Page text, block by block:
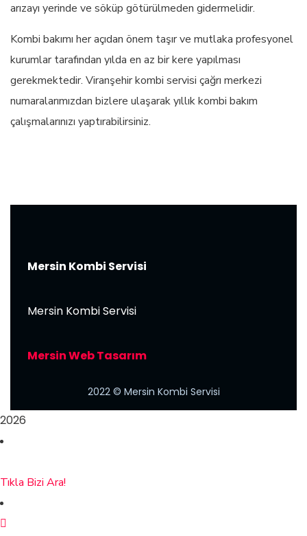
arızayı yerinde ve söküp götürülmeden gidermelidir.
Kombi bakımı her açıdan önem taşır ve mutlaka profesyonel
kurumlar tarafından yılda en az bir kere yapılması
gerekmektedir. Viranşehir kombi servisi çağrı merkezi
numaralarımızdan bizlere ulaşarak yıllık kombi bakım
çalışmalarınızı yaptırabilirsiniz.
Mersin Kombi Servisi
Mersin Kombi Servisi
Mersin Web Tasarım
2022© Mersin Kombi Servisi
2026
Tıkla Bizi Ara!